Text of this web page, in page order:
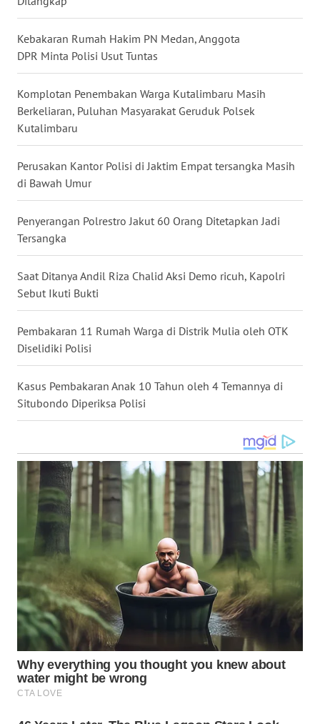
Kebakaran Rumah Hakim PN Medan, Anggota
DPR Minta Polisi Usut Tuntas
Komplotan Penembakan Warga Kutalimbaru Masih
Berkeliaran, Puluhan Masyarakat Geruduk Polsek
Kutalimbaru
Perusakan Kantor Polisi di Jaktim Empat tersangka Masih
di Bawah Umur
Penyerangan Polrestro Jakut 60 Orang Ditetapkan Jadi
Tersangka
Saat Ditanya Andil Riza Chalid Aksi Demo ricuh, Kapolri
Sebut Ikuti Bukti
Pembakaran 11 Rumah Warga di Distrik Mulia oleh OTK
Diselidiki Polisi
Kasus Pembakaran Anak 10 Tahun oleh 4 Temannya di
Situbondo Diperiksa Polisi
WN
BABEL
WN
SUMBAR
WN
WN
WN
LAMPUNG
JATENG
WN
NUSANTARA
WN
JOGJA
JATIM
WN
BALI
WN
KALBAR
WN
KALTENG
WN
KALTARA